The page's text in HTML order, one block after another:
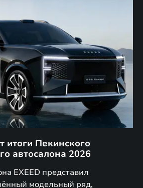
итоги Пекинского
автосалона 2026
EXEED представил
модельный ряд,